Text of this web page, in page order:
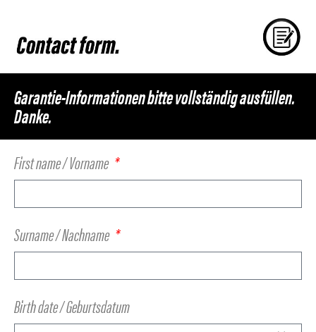
Garantie-Informationen bitte vollständig ausfüllen.
Danke.
First name / Vorname
Surname / Nachname
Birth date / Geburtsdatum